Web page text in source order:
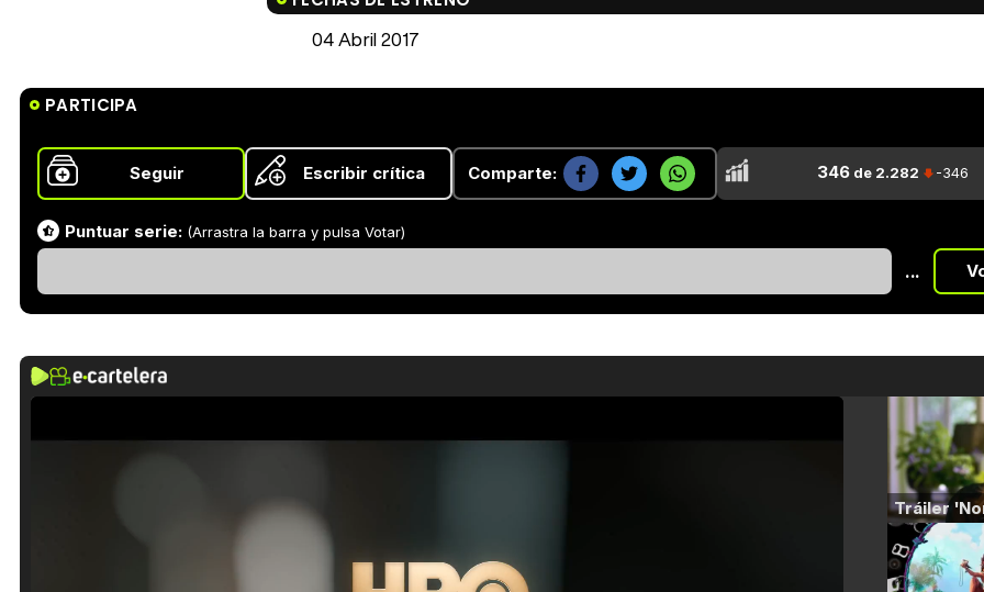
04 Abril 2017
PARTICIPA
Seguir Escribir crítica Comparte: 346de 2.282 -346
Puntuar serie: (Arrastra la barra y pulsa Votar)
...